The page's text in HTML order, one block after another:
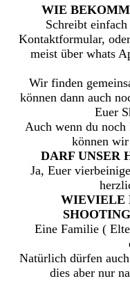
WIE
Schreibt
Kontaktformular,
meist über whats
Wir finden
können dann auch
Euer
Auch wenn du noch
können
DARF UNSER
Ja, Euer
WIEVIELE
Eine Familie (
Natürlich dürfen
dies aber nur